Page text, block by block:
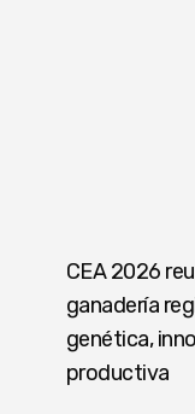
CEA 2026
ganadería
genética,
productiva